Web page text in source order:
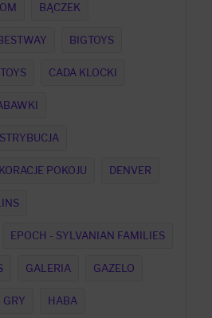
BĄCZEK
BIGTOYS
CADA KLOCKI
POKOJU DENVER
EPOCH - SYLVANIAN FAMILIES
GALERIA GAZELO
GRY HABA